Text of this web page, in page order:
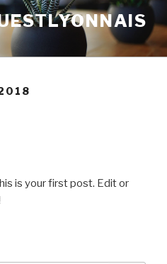
is your first post. Edit or